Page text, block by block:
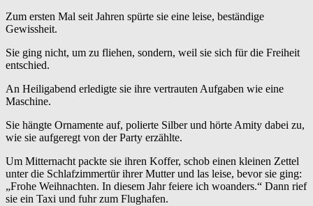
Zum ersten Mal seit Jahren spürte sie eine leise, beständige
Gewissheit.
Sie ging nicht, um zu fliehen, sondern, weil sie sich für die Freiheit
entschied.
An Heiligabend erledigte sie ihre vertrauten Aufgaben wie eine
Maschine.
Sie hängte Ornamente auf, polierte Silber und hörte Amity dabei zu,
wie sie aufgeregt von der Party erzählte.
Um Mitternacht packte sie ihren Koffer, schob einen kleinen Zettel
unter die Schlafzimmertür ihrer Mutter und las leise, bevor sie ging:
„Frohe Weihnachten. In diesem Jahr feiere ich woanders.“ Dann rief
sie ein Taxi und fuhr zum Flughafen.